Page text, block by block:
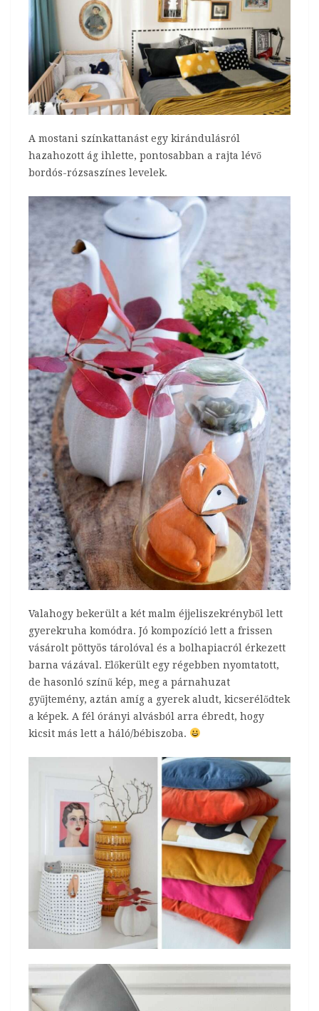
A mostani színkattanást egy kirándulásról
hazahozott ág ihlette, pontosabban a rajta lévő
bordós-rózsaszínes levelek.
Valahogy bekerült a két malm éjjeliszekrényből lett
gyerekruha komódra. Jó kompozíció lett a frissen
vásárolt pöttyös tárolóval és a bolhapiacról érkezett
barna vázával. Előkerült egy régebben nyomtatott,
de hasonló színű kép, meg a párnahuzat
gyűjtemény, aztán amíg a gyerek aludt, kicserélődtek
a képek. A fél órányi alvásból arra ébredt, hogy
kicsit más lett a háló/bébiszoba.